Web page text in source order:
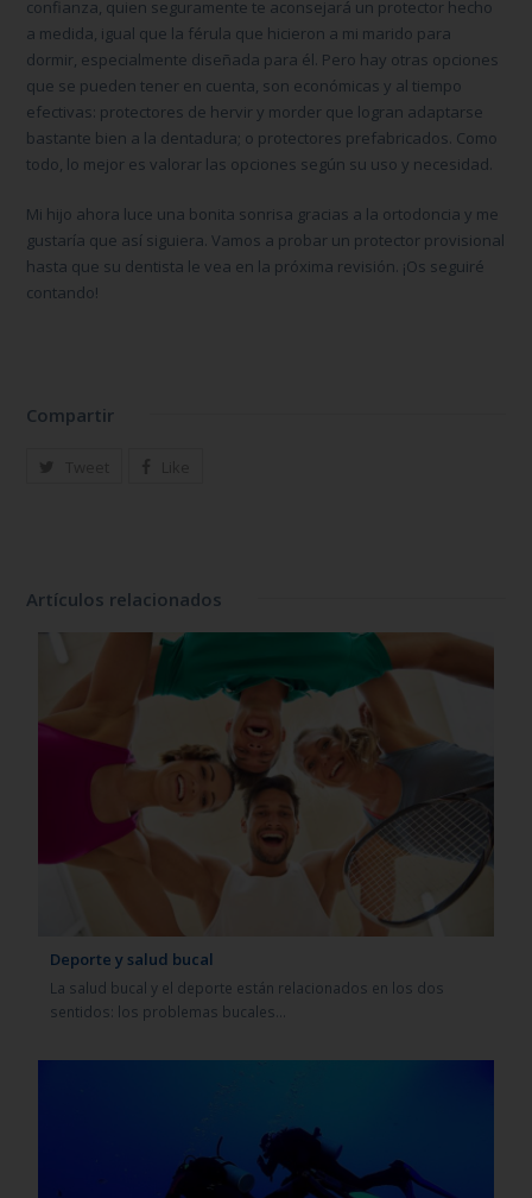
confianza, quien seguramente te aconsejará un protector hecho
a medida, igual que la férula que hicieron a mi marido para
dormir, especialmente diseñada para él. Pero hay otras opciones
que se pueden tener en cuenta, son económicas y al tiempo
efectivas: protectores de hervir y morder que logran adaptarse
bastante bien a la dentadura; o protectores prefabricados. Como
todo, lo mejor es valorar las opciones según su uso y necesidad.
Mi hijo ahora luce una bonita sonrisa gracias a la ortodoncia y me
gustaría que así siguiera. Vamos a probar un protector provisional
hasta que su dentista le vea en la próxima revisión. ¡Os seguiré
contando!
Compartir
Artículos relacionados
Deporte y salud bucal
La salud bucal y el deporte están relacionados en los dos
sentidos: los problemas bucales…